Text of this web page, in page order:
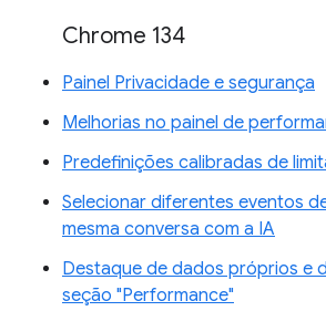
Chrome 134
Painel Privacidade e segurança
Melhorias no painel de
Predefinições calibradas de
Selecionar diferentes eventos
mesma conversa com a IA
Destaque de dados próprios e
seção "Performance"